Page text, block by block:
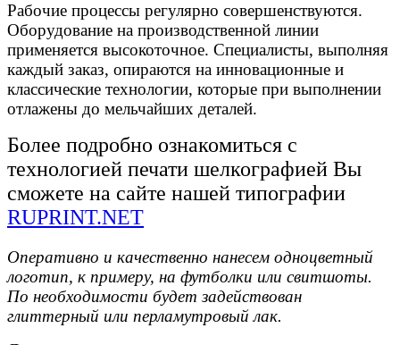
Рабочие процессы регулярно совершенствуются.
Оборудование на производственной линии
применяется высокоточное. Специалисты, выполняя
каждый заказ, опираются на инновационные и
классические технологии, которые при выполнении
отлажены до мельчайших деталей.
Более подробно ознакомиться с
технологией печати шелкографией Вы
сможете на сайте нашей типографии
RUPRINT.NET
Оперативно и качественно нанесем одноцветный
логотип, к примеру, на футболки или свитшоты.
По необходимости будет задействован
глиттерный или перламутровый лак.